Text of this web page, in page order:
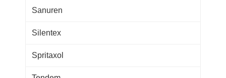
Sanuren
Silentex
Spritaxol